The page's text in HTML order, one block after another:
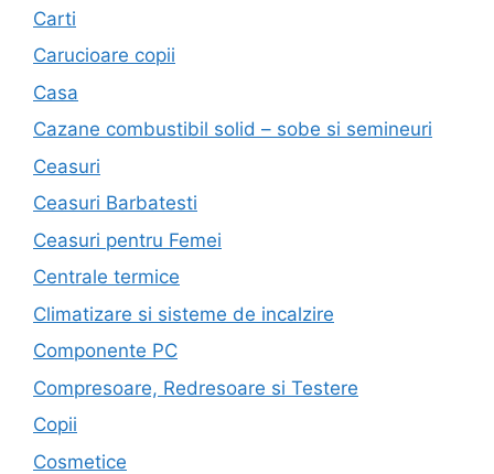
Carti
Carucioare copii
Casa
Cazane combustibil solid – sobe si semineuri
Ceasuri
Ceasuri Barbatesti
Ceasuri pentru Femei
Centrale termice
Climatizare si sisteme de incalzire
Componente PC
Compresoare, Redresoare si Testere
Copii
Cosmetice